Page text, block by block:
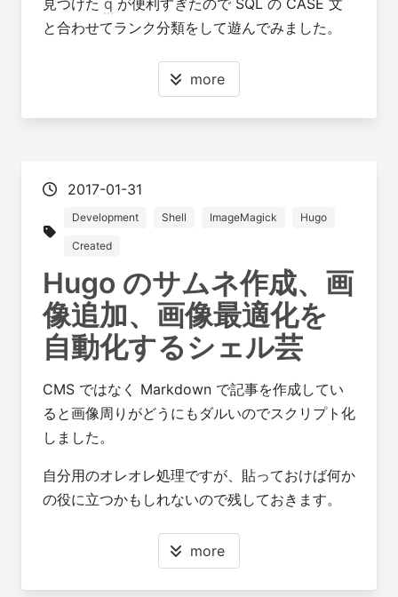
見つけた q が便利すぎたので SQL の CASE 文
と合わせてランク分類をして遊んでみました。
more
2017-01-31
Development Shell ImageMagick Hugo
Created
Hugo のサムネ作成、画
像追加、画像最適化を
自動化するシェル芸
CMS ではなく Markdown で記事を作成してい
ると画像周りがどうにもダルいのでスクリプト化
しました。
自分用のオレオレ処理ですが、貼っておけば何か
の役に立つかもしれないので残しておきます。
more